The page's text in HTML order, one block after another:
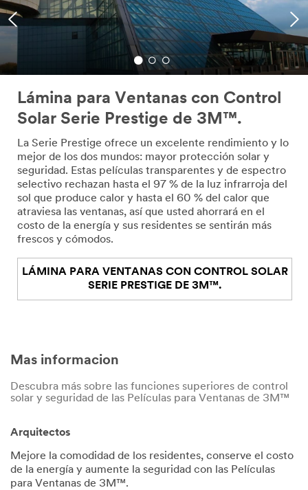
Lámina para Ventanas con Control
Solar Serie Prestige de 3M™.
La Serie Prestige ofrece un excelente rendimiento y lo
mejor de los dos mundos: mayor protección solar y
seguridad. Estas películas transparentes y de espectro
selectivo rechazan hasta el 97 % de la luz infrarroja del
sol que produce calor y hasta el 60 % del calor que
atraviesa las ventanas, así que usted ahorrará en el
costo de la energía y sus residentes se sentirán más
frescos y cómodos.
LÁMINA PARA VENTANAS CON CONTROL SOLAR
SERIE PRESTIGE DE 3M™.
Mas informacion
Descubra más sobre las funciones superiores de control
solar y seguridad de las Películas para Ventanas de 3M™
Arquitectos
Mejore la comodidad de los residentes, conserve el costo
de la energía y aumente la seguridad con las Películas
para Ventanas de 3M™.